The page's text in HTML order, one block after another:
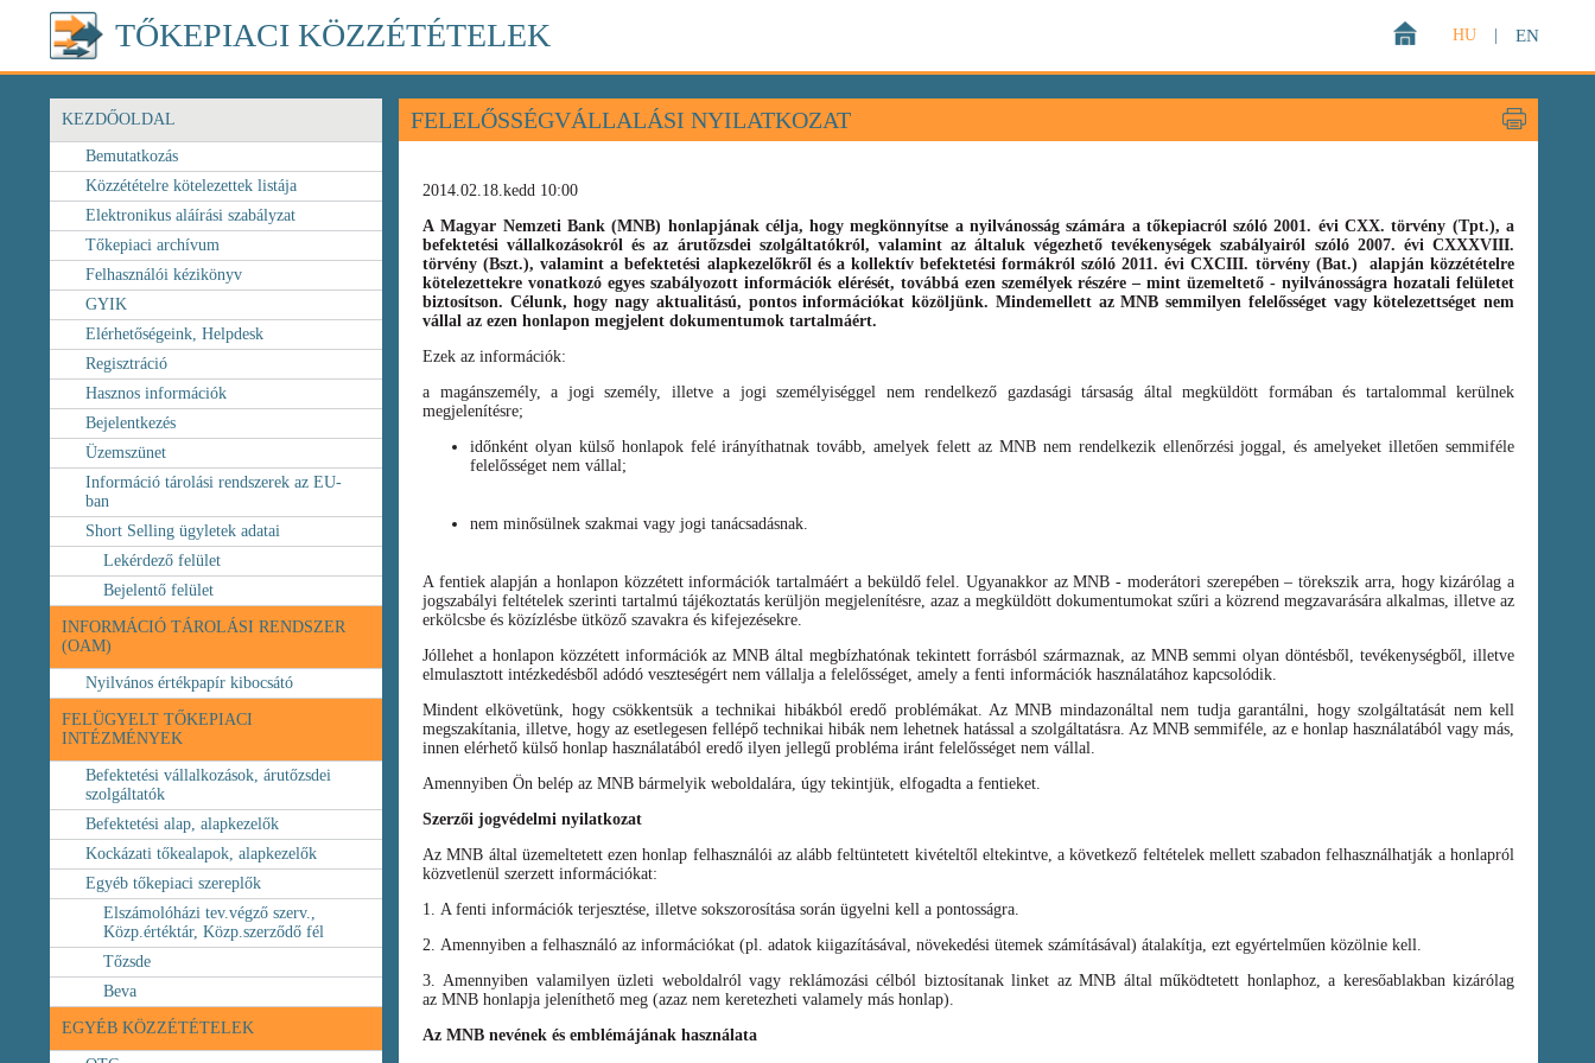
TŐKEPIACI KÖZZÉTÉTELEK EN
HU
KEZDŐOLDAL
Bemutatkozás
Közzétételre kötelezettek listája
Elektronikus aláírási szabályzat
Tőkepiaci archívum
Felhasználói kézikönyv
GYIK
Elérhetőségeink, Helpdesk
Regisztráció
Hasznos információk
Bejelentkezés
Üzemszünet
Információ tárolási rendszerek az EU-
ban
Short Selling ügyletek adatai
Lekérdező felület
Bejelentő felület
INFORMÁCIÓ TÁROLÁSI RENDSZER
(OAM)
Nyilvános értékpapír kibocsátó
FELÜGYELT TŐKEPIACI
INTÉZMÉNYEK
Befektetési vállalkozások, árutőzsdei
szolgáltatók
Befektetési alap, alapkezelők
Kockázati tőkealapok, alapkezelők
Egyéb tőkepiaci szereplők
Elszámolóházi tev.végző szerv.,
Közp.értéktár, Közp.szerződő fél
Tőzsde
Beva
EGYÉB KÖZZÉTÉTELEK
FELELŐSSÉGVÁLLALÁSI NYILATKOZAT
2014.02.18.kedd 10:00
A Magyar Nemzeti Bank (MNB) honlapjának célja, hogy megkönnyítse a nyilvánosság számára a tőkepiacról szóló 2001. évi CXX. törvény (Tpt.), a
befektetési vállalkozásokról és az árutőzsdei szolgáltatókról, valamint az általuk végezhető tevékenységek szabályairól szóló 2007. évi CXXXVIII.
törvény(Bszt.), valaminta befektetési alapkezelőkről és a kollektív befektetési formákról szóló2011. évi CXCIII. törvény (Bat.)
alapján közzétételre
kötelezettekre vonatkozó egyes szabályozott információk elérését, továbbá ezen személyek részére – mint üzemeltető - nyilvánosságra hozatali felületet
biztosítson. Célunk, hogy nagy aktualitású, pontos információkat közöljünk. Mindemellett az MNB semmilyen felelősséget vagy kötelezettséget nem
vállal az ezen honlapon megjelent dokumentumok tartalmáért.
Ezek az információk:
a magánszemély, a jogi személy, illetve a jogi személyiséggel nem rendelkező gazdasági társaság által megküldött formában és tartalommal kerülnek
megjelenítésre;
időnként olyan külső honlapok felé irányíthatnak tovább, amelyek felett az MNB nem rendelkezik ellenőrzési joggal, és amelyeket illetően semmiféle
felelősséget nem vállal;
nem minősülnek szakmai vagy jogi tanácsadásnak.
A fentiek alapján a honlapon közzétett információk tartalmáért a beküldő felel. Ugyanakkor az MNB - moderátori szerepében – törekszik arra, hogy kizárólag a
jogszabályi feltételek szerinti tartalmú tájékoztatás kerüljön megjelenítésre, azaz a megküldött dokumentumokat szűri a közrend megzavarására alkalmas, illetve az
erkölcsbe és közízlésbe ütköző szavakra és kifejezésekre.
Jóllehet a honlapon közzétett információk az MNB által megbízhatónak tekintett forrásból származnak, az MNB semmi olyan döntésből, tevékenységből, illetve
elmulasztott intézkedésből adódó veszteségért nem vállalja a felelősséget, amely a fenti információk használatához kapcsolódik.
Mindent elkövetünk, hogy csökkentsük a technikai hibákból eredő problémákat. Az MNB mindazonáltal nem tudja garantálni, hogy szolgáltatását nem kell
megszakítania, illetve, hogy az esetlegesen fellépő technikai hibák nem lehetnek hatással a szolgáltatásra. Az MNB semmiféle, az e honlap használatából vagy más,
innen elérhető külső honlap használatából eredő ilyen jellegű probléma iránt felelősséget nem vállal.
Amennyiben Ön belép az MNB bármelyik weboldalára, úgy tekintjük, elfogadta a fentieket.
Szerzői jogvédelmi nyilatkozat
Az MNB által üzemeltetett ezen honlap felhasználói az alább feltüntetett kivételtől eltekintve, a következő feltételek mellett szabadon felhasználhatják a honlapról
közvetlenül szerzett információkat:
1. A fenti információk terjesztése, illetve sokszorosítása során ügyelni kell a pontosságra.
2. Amennyiben a felhasználó az információkat (pl. adatok kiigazításával, növekedési ütemek számításával) átalakítja, ezt egyértelműen közölnie kell.
3. Amennyiben valamilyen üzleti weboldalról vagy reklámozási célból biztosítanak linket az MNB által működtetett honlaphoz, a keresőablakban kizárólag
az MNB honlapja jeleníthető meg (azaz nem keretezheti valamely más honlap).
Az MNB nevének és emblémájának használata